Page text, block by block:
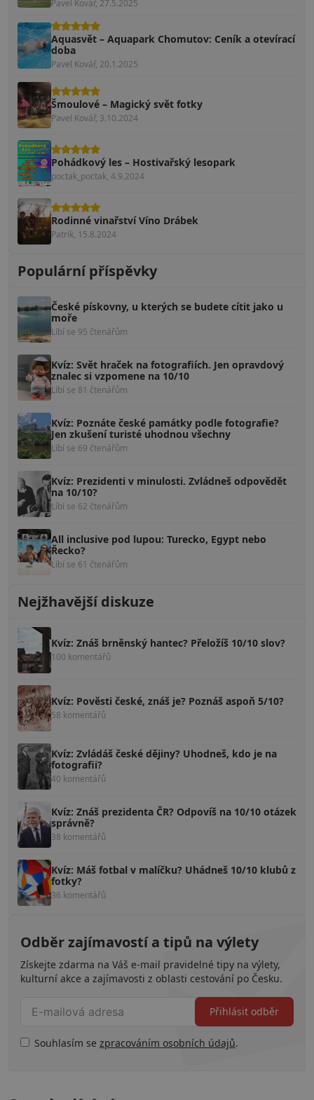
Pavel Kovář, 27.5.2025
Aquasvět – Aquapark Chomutov: Ceník a otevírací
doba
Pavel Kovář, 20.1.2025
Šmoulové – Magický svět fotky
Pavel Kovář, 3.10.2024
Pohádkový les – Hostivařský lesopark
poctak_poctak, 4.9.2024
Rodinné vinařství Víno Drábek
Patrik, 15.8.2024
Populární příspěvky
České pískovny, u kterých se budete cítit jako u
moře
Líbí se 95 čtenářům
Kvíz: Svět hraček na fotografiích. Jen opravdový
znalec si vzpomene na 10/10
Líbí se 81 čtenářům
Kvíz: Poznáte české památky podle fotografie?
Jen zkušení turisté uhodnou všechny
Líbí se 69 čtenářům
Kvíz: Prezidenti v minulosti. Zvládneš odpovědět
na 10/10?
Líbí se 62 čtenářům
All inclusive pod lupou: Turecko, Egypt nebo
Řecko?
Líbí se 61 čtenářům
Nejžhavější diskuze
Kvíz: Znáš brněnský hantec? Přeložíš 10/10 slov?
100 komentářů
Kvíz: Pověsti české, znáš je? Poznáš aspoň 5/10?
58 komentářů
Kvíz: Zvládáš české dějiny? Uhodneš, kdo je na
fotografii?
40 komentářů
Kvíz: Znáš prezidenta ČR? Odpovíš na 10/10 otázek
správně?
38 komentářů
Kvíz: Máš fotbal v malíčku? Uhádneš 10/10 klubů z
fotky?
36 komentářů
Odběr zajímavostí a tipů na výlety
Získejte zdarma na Váš e-mail pravidelné tipy na výlety,
kulturní akce a zajímavosti z oblasti cestování po Česku.
Souhlasím se zpracováním osobních údajů.
Přihlásit odběr